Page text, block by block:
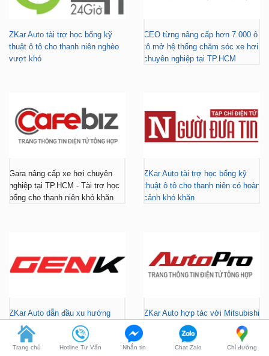
ZKar Auto tài trợ học bổng kỹ
thuật ô tô cho thanh niên nghèo
vượt khó
CEO từng nâng cấp hơn 7.000 ô
tô mở hệ thống chăm sóc xe hơi
chuyên nghiệp tại TP.HCM
Gara nâng cấp xe hơi chuyên
nghiệp tại TP.HCM - Tài trợ học
bổng cho thanh niên khó khăn
ZKar Auto tài trợ học bổng kỹ
thuật ô tô cho thanh niên có hoàn
cảnh khó khăn
ZKar Auto dẫn đầu xu hướng
“làm đẹp” nâng cấp VF3 “gây
bão” giới trẻ hiện nay
ZKar Auto hợp tác với Mitsubishi
Tiền Giang, khách Việt có thêm
địa điểm lắp đặt...
Trang chủ Hotline Tư Vấn Nhắn tin Chat Zalo Chỉ đường